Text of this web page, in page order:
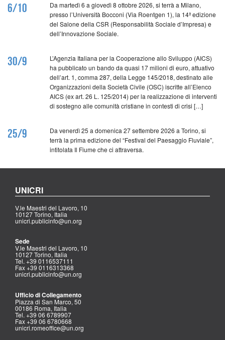
6/10
Da martedì 6 a giovedì 8 ottobre 2026, si terrà a Milano,
presso l’Università Bocconi (Via Roentgen 1), la 14ª edizione
del Salone della CSR (Responsabilità Sociale d’Impresa) e
dell’Innovazione Sociale.
30/9
L’Agenzia Italiana per la Cooperazione allo Sviluppo (AICS)
ha pubblicato un bando da quasi 17 milioni di euro, attuativo
dell’art. 1, comma 287, della Legge 145/2018, destinato alle
Organizzazioni della Società Civile (OSC) iscritte all’Elenco
AICS (ex art. 26 L. 125/2014) per la realizzazione di interventi
di sostegno alle comunità cristiane in contesti di crisi […]
25/9
Da venerdì 25 a domenica 27 settembre 2026 a Torino, si
terrà la prima edizione del “Festival del Paesaggio Fluviale”,
intitolata Il Fiume che ci attraversa.
UNICRI
V.le Maestri del Lavoro, 10
10127 Torino, Italia
unicri.publicinfo@un.org
Sede
V.le Maestri del Lavoro, 10
10127 Torino, Italia
Tel. +39 0116537111
Fax +39 0116313368
unicri.publicinfo@un.org
Ufficio di Collegamento
Piazza di San Marco, 50
00186 Roma, Italia
Tel. +39 06 6789907
Fax +39 06 6780668
unicri.romeoffice@un.org